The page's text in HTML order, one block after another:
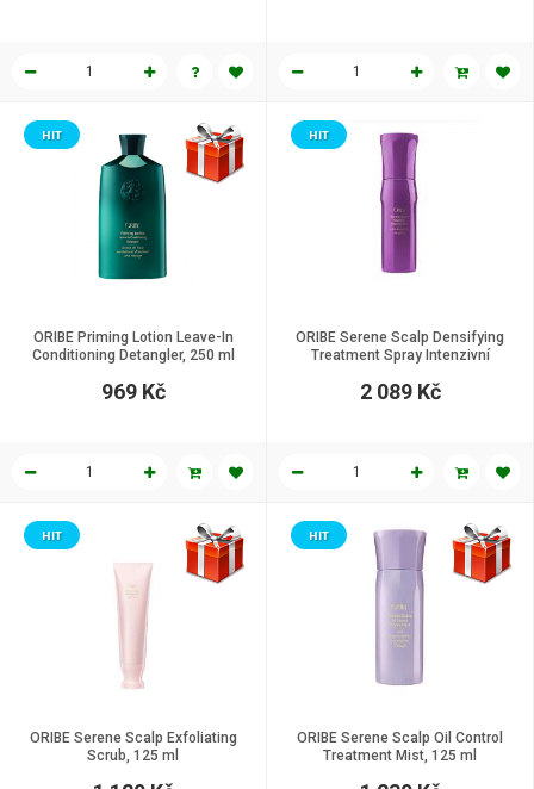
ORIBE Priming Lotion Leave-In
Conditioning Detangler, 250 ml
HIT
969 Kč
ORIBE Serene Scalp Densifying
Treatment Spray Intenzivní
hustotu vlasů 125 ml
HIT
2 089 Kč
ORIBE Serene Scalp Exfoliating
Scrub, 125 ml
HIT
ORIBE Serene Scalp Oil Control
Treatment Mist, 125 ml
HIT